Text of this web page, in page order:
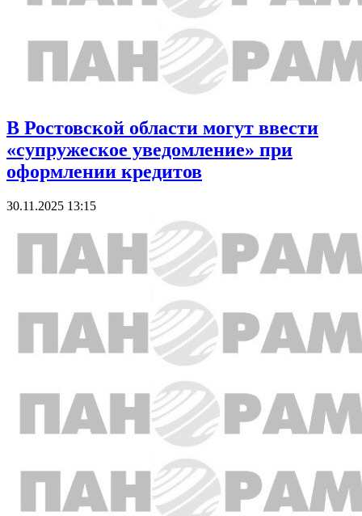
В Ростовской области могут ввести
«супружеское уведомление» при
оформлении кредитов
30.11.2025 13:15